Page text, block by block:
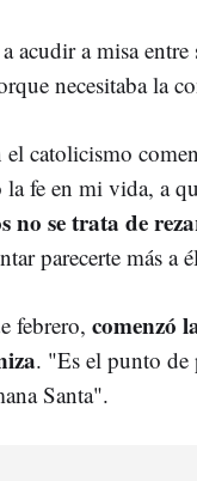
acudir a misa
necesitaba la
catolicismo
fe en mi vida, a
no se trata de
parecerte más a
febrero, comenzó
. "Es el punto de
Santa".